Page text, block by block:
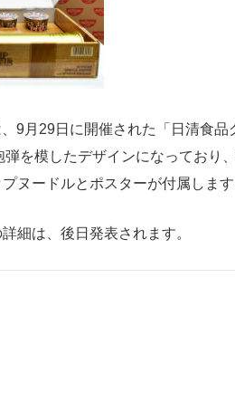
9月29日に開催された「日清食品
を模したデザインになっており
ヌードルとポスターが付属します
細は、後日発表されます。